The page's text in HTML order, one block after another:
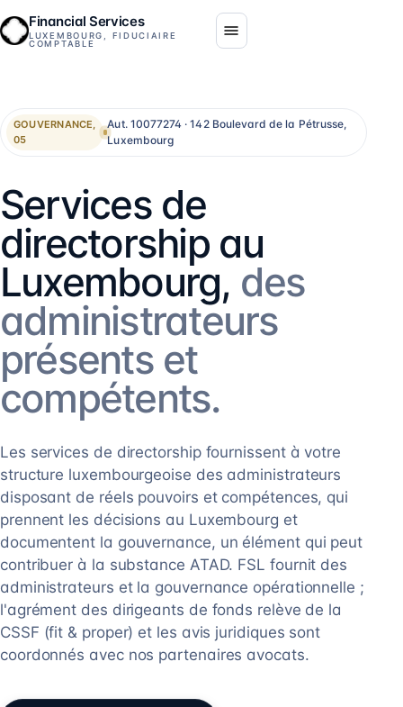
Financial Services
LUXEMBOURG, FIDUCIAIRE
COMPTABLE
GOUVERNANCE,
05
Aut. 10077274 · 142 Boulevard de la Pétrusse,
Luxembourg
Services de
directorship au
Luxembourg, des
administrateurs
présents et
compétents.
Les services de directorship fournissent à votre
structure luxembourgeoise des administrateurs
disposant de réels pouvoirs et compétences, qui
prennent les décisions au Luxembourg et
documentent la gouvernance, un élément qui peut
contribuer à la substance ATAD. FSL fournit des
administrateurs et la gouvernance opérationnelle ;
l'agrément des dirigeants de fonds relève de la
CSSF (fit & proper) et les avis juridiques sont
coordonnés avec nos partenaires avocats.